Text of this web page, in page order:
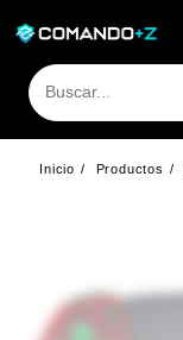
contenido
Inicio Productos